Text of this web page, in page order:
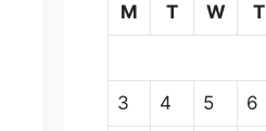
M
T W T
3 4 5 6